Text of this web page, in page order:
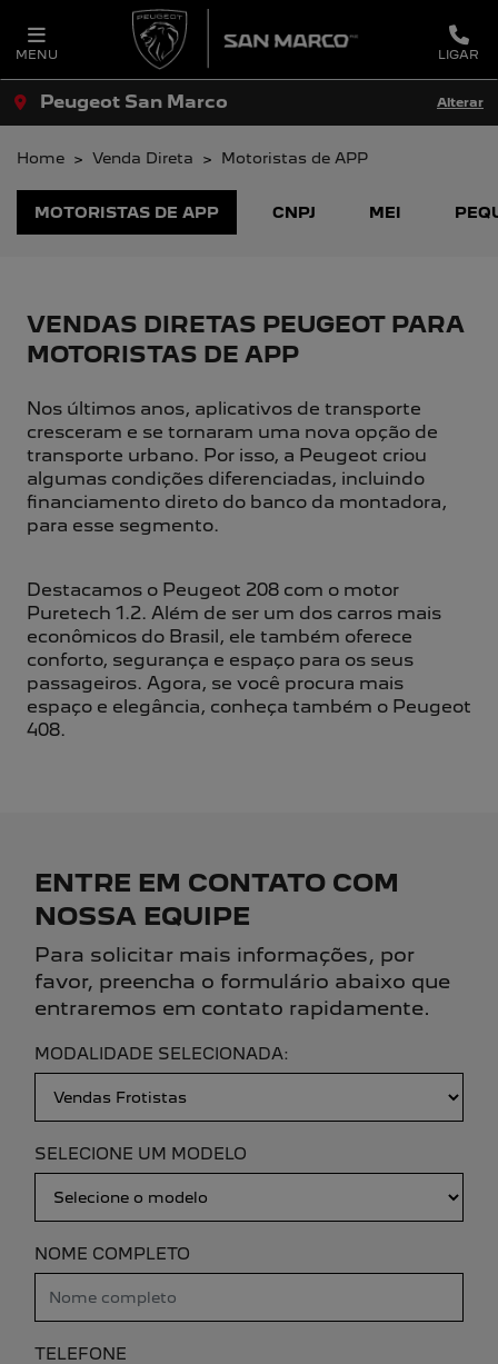
MENU LIGAR
Peugeot San Marco Alterar
Home Venda Direta Motoristas de APP
CNPJ MEI
MOTORISTAS DE APP
VENDAS DIRETAS PEUGEOT PARA
MOTORISTAS DE APP
Nos últimos anos, aplicativos de transporte
cresceram e se tornaram uma nova opção de
transporte urbano. Por isso, a Peugeot criou
algumas condições diferenciadas, incluindo
financiamento direto do banco da montadora,
para esse segmento.
Destacamos o Peugeot 208 com o motor
Puretech 1.2. Além de ser um dos carros mais
econômicos do Brasil, ele também oferece
conforto, segurança e espaço para os seus
passageiros. Agora, se você procura mais
espaço e elegância, conheça também o Peugeot
408.
ENTRE EM CONTATO COM
NOSSA EQUIPE
Para solicitar mais informações, por
favor, preencha o formulário abaixo que
entraremos em contato rapidamente.
MODALIDADE SELECIONADA:
SELECIONE UM MODELO
NOME COMPLETO
TELEFONE